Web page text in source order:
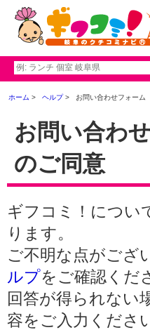
ホーム ヘルプ お問い合わせフォーム
お問い合わ
のご同意
ギフコミ！につい
ります。
ご不明な点がござ
ルプをご確認くだ
回答が得られない
容をご入力くださ